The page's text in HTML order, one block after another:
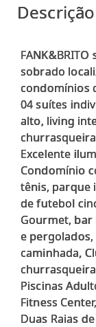
Descrição
sobrado
condomínios
04 suítes
alto, living
Excelente
Condomínio
tênis, parque
de futebol
Gourmet, bar
e
caminhada,
Piscinas
Fitness
Duas Raias